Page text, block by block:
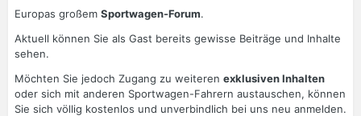
Europas großem Sportwagen-Forum.
Aktuell können Sie als Gast bereits gewisse Beiträge und Inhalte
sehen.
Möchten Sie jedoch Zugang zu weiteren exklusiven Inhalten
oder sich mit anderen Sportwagen-Fahrern austauschen, können
Sie sich völlig kostenlos und unverbindlich bei uns neu anmelden.